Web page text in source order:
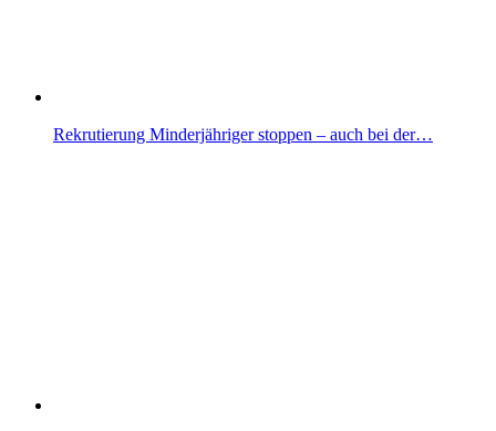
Rekrutierung Minderjähriger stoppen – auch bei der…